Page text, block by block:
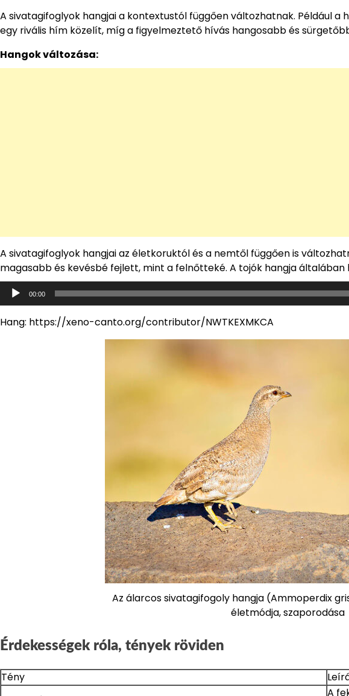
A sivatagifoglyok hangjai a kontextustól függően változhatnak. Például
egy rivális hím közelít, míg a figyelmeztető hívás hangosabb és
Hangok változása:
A sivatagifoglyok hangjai az életkoruktól és a nemtől függően is
magasabb és kevésbé fejlett, mint a felnőtteké. A tojók hangja
Audió
lejátszó
00:00
Hang: https://xeno-canto.org/contributor/NWTKEXMKCA
Az álarcos sivatagifogoly hangja (Ammoperdix
életmódja, szaporodása
Érdekességek róla, tények röviden
Tény
A